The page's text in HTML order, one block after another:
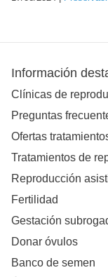
Información
Clínicas de
Preguntas
Ofertas
Tratamientos de
Reproducción
Fertilidad
Gestación
Donar óvulos
Banco de semen